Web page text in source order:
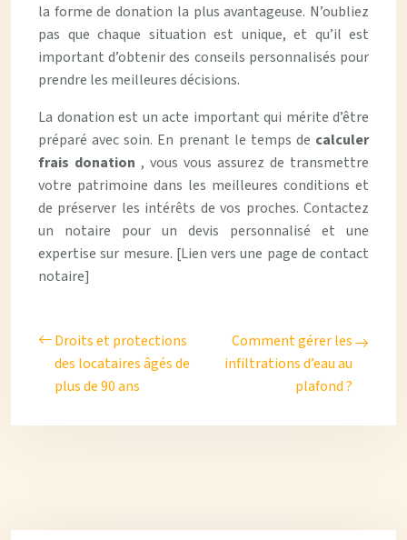
la forme de donation la plus avantageuse. N’oubliez
pas que chaque situation est unique, et qu’il est
important d’obtenir des conseils personnalisés pour
prendre les meilleures décisions.
La donation est un acte important qui mérite d’être
préparé avec soin. En prenant le temps de calculer
frais donation , vous vous assurez de transmettre
votre patrimoine dans les meilleures conditions et
de préserver les intérêts de vos proches. Contactez
un notaire pour un devis personnalisé et une
expertise sur mesure. [Lien vers une page de contact
notaire]
Droits et protections
des locataires âgés de
plus de 90 ans
Comment gérer les
infiltrations d’eau au
plafond ?